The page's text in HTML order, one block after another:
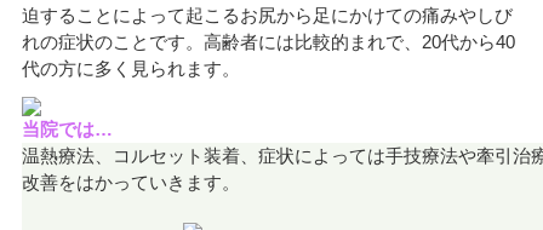
迫することによって起こるお尻から足にかけての痛みやしび
れの症状のことです。高齢者には比較的まれで、20代から40
代の方に多く見られます。
当院では…
温熱療法、コルセット装着、症状によっては手技療法や牽引治
改善をはかっていきます。